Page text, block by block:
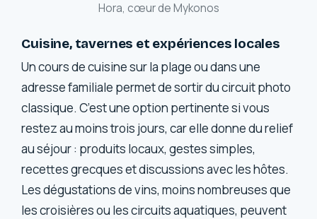
Hora, cœur de Mykonos
Cuisine, tavernes et expériences locales
Un cours de cuisine sur la plage ou dans une
adresse familiale permet de sortir du circuit photo
classique. C’est une option pertinente si vous
restez au moins trois jours, car elle donne du relief
au séjour : produits locaux, gestes simples,
recettes grecques et discussions avec les hôtes.
Les dégustations de vins, moins nombreuses que
les croisières ou les circuits aquatiques, peuvent